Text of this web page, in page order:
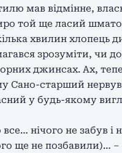
мав відмінне,
той ще ласий
хвилин хлопець
зрозуміти, чи
джинсах. Ах,
Сано-старший
у будь-якому
нічого не забув і
ще не позбавили)… –